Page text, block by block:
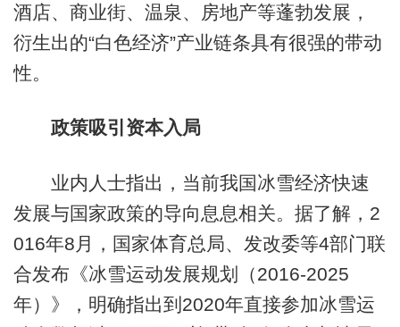
酒店、商业街、温泉、房地产等蓬勃发展，
衍生出的“白色经济”产业链条具有很强的带动
性。
政策吸引资本入局
业内人士指出，当前我国冰雪经济快速
发展与国家政策的导向息息相关。据了解，2
016年8月，国家体育总局、发改委等4部门联
合发布《冰雪运动发展规划（2016-2025
年）》，明确指出到2020年直接参加冰雪运